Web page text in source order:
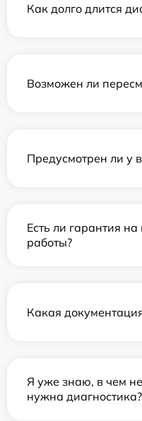
Как долго длится
Возможен ли
Предусмотрен ли у
Есть ли гарантия
работы?
Какая
Я уже знаю, в чем
нужна диагностика?